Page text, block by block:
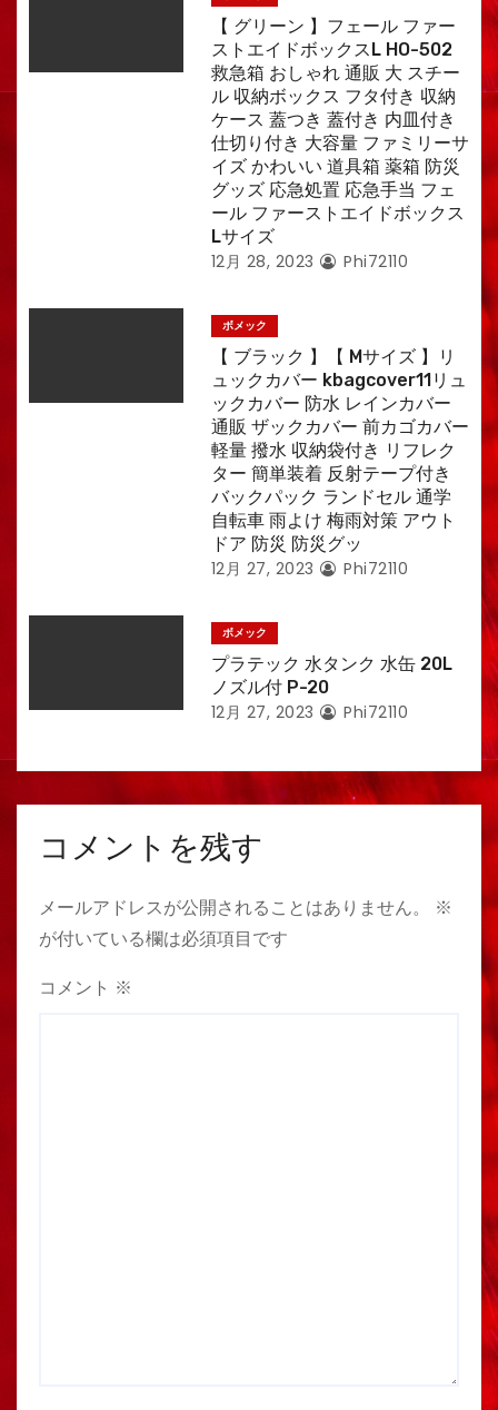
【 グリーン 】フェール ファー
ストエイドボックスL HO-502
救急箱 おしゃれ 通販 大 スチー
ル 収納ボックス フタ付き 収納
ケース 蓋つき 蓋付き 内皿付き
仕切り付き 大容量 ファミリーサ
イズ かわいい 道具箱 薬箱 防災
グッズ 応急処置 応急手当 フェ
ール ファーストエイドボックス
Lサイズ
12月 28, 2023 Phi72110
ボメック
【 ブラック 】【 Mサイズ 】リ
ュックカバー kbagcover11リュ
ックカバー 防水 レインカバー
通販 ザックカバー 前カゴカバー
軽量 撥水 収納袋付き リフレク
ター 簡単装着 反射テープ付き
バックパック ランドセル 通学
自転車 雨よけ 梅雨対策 アウト
ドア 防災 防災グッ
12月 27, 2023 Phi72110
ボメック
プラテック 水タンク 水缶 20L
ノズル付 P-20
12月 27, 2023 Phi72110
コメントを残す
メールアドレスが公開されることはありません。
※
が付いている欄は必須項目です
コメント ※